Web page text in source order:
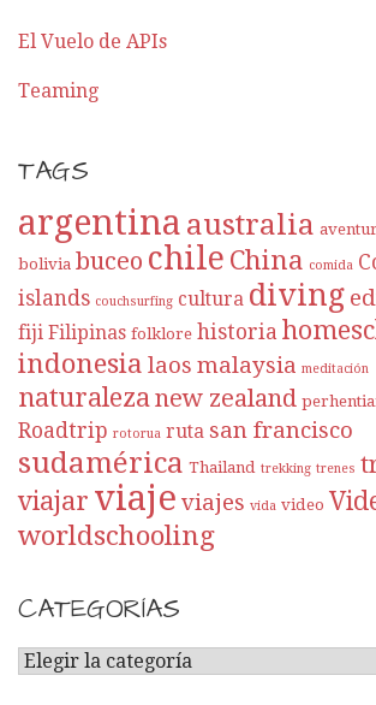
El Vuelo de APIs
Teaming
TAGS
argentina australia
bolivia buceo chile China comida
islands couchsurfing cultura diving
fiji Filipinas folklore historia
indonesia laos malaysia meditación
naturalezanew zealand
Roadtrip rotorua ruta san francisco
sudamérica Thailand trekking trenes
viajar viaje viajes vida video
worldschooling
CATEGORÍAS
C